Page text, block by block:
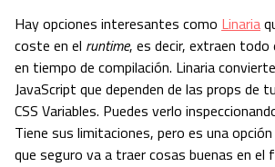
Hay opciones interesantes como Linaria
coste en el runtime, es decir, extraen todo
en tiempo de compilación. Linaria
JavaScript que dependen de las props de
CSS Variables. Puedes verlo
Tiene sus limitaciones, pero es una
que seguro va a traer cosas buenas en el